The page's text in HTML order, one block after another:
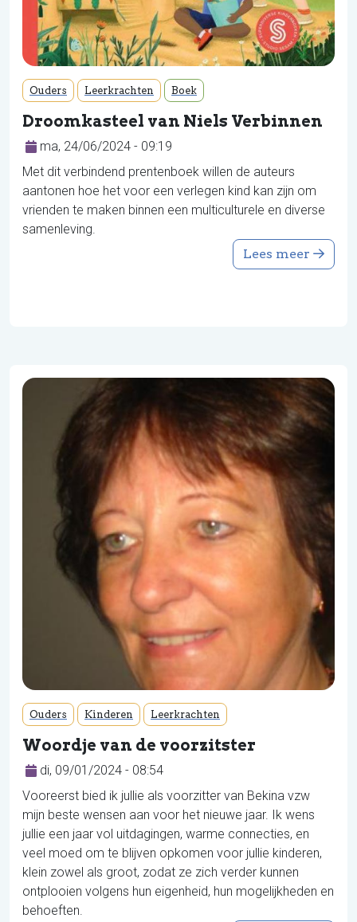
Ouders Leerkrachten Boek
Droomkasteel van Niels Verbinnen
ma, 24/06/2024 - 09:19
Met dit verbindend prentenboek willen de auteurs
aantonen hoe het voor een verlegen kind kan zijn om
vrienden te maken binnen een multiculturele en diverse
samenleving.
Lees meer
Ouders Kinderen Leerkrachten
Woordje van de voorzitster
di, 09/01/2024 - 08:54
Vooreerst bied ik jullie als voorzitter van Bekina vzw
mijn beste wensen aan voor het nieuwe jaar. Ik wens
jullie een jaar vol uitdagingen, warme connecties, en
veel moed om te blijven opkomen voor jullie kinderen,
klein zowel als groot, zodat ze zich verder kunnen
ontplooien volgens hun eigenheid, hun mogelijkheden en
behoeften.